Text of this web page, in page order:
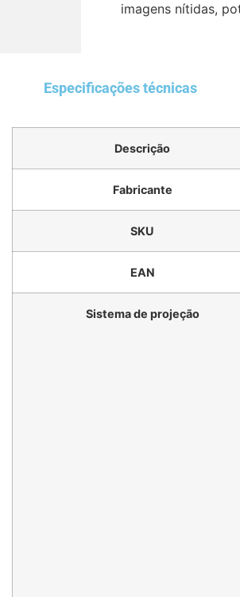
imagens nítidas,
Especificações técnicas
Descrição
Fabricante
SKU
EAN
Sistema de projeção